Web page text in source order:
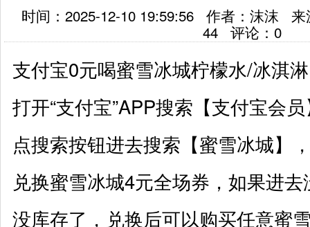
时间：2025-12-10 19:59:56 作者：沫沫
44 评论： 0
支付宝0元喝蜜雪冰城柠檬水/冰淇淋
打开“支付宝”APP搜索【支付宝会
点搜索按钮进去搜索【蜜雪冰城】
兑换蜜雪冰城4元全场券，如果进
没库存了，兑换后可以购买任意蜜